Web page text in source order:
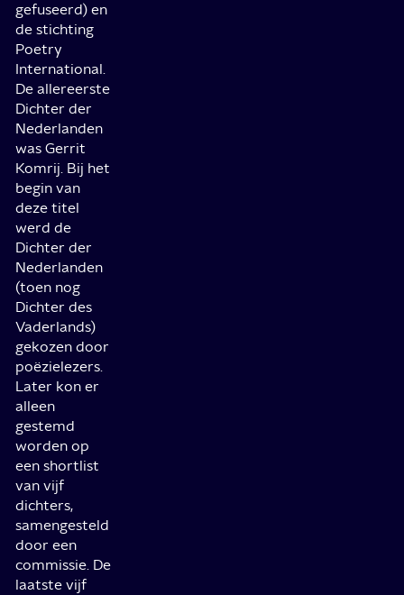
gefuseerd) en
de stichting
Poetry
International.
De allereerste
Dichter der
Nederlanden
was Gerrit
Komrij. Bij het
begin van
deze titel
werd de
Dichter der
Nederlanden
(toen nog
Dichter des
Vaderlands)
gekozen door
poëzielezers.
Later kon er
alleen
gestemd
worden op
een shortlist
van vijf
dichters,
samengesteld
door een
commissie. De
laatste vijf